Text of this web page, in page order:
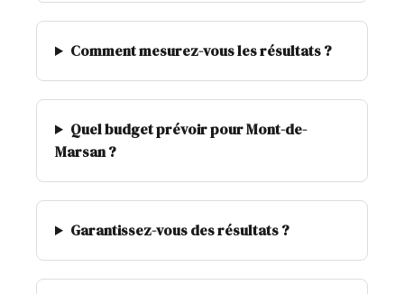
Comment mesurez-vous les résultats ?
Quel budget prévoir pour Mont-de-
Marsan ?
Garantissez-vous des résultats ?